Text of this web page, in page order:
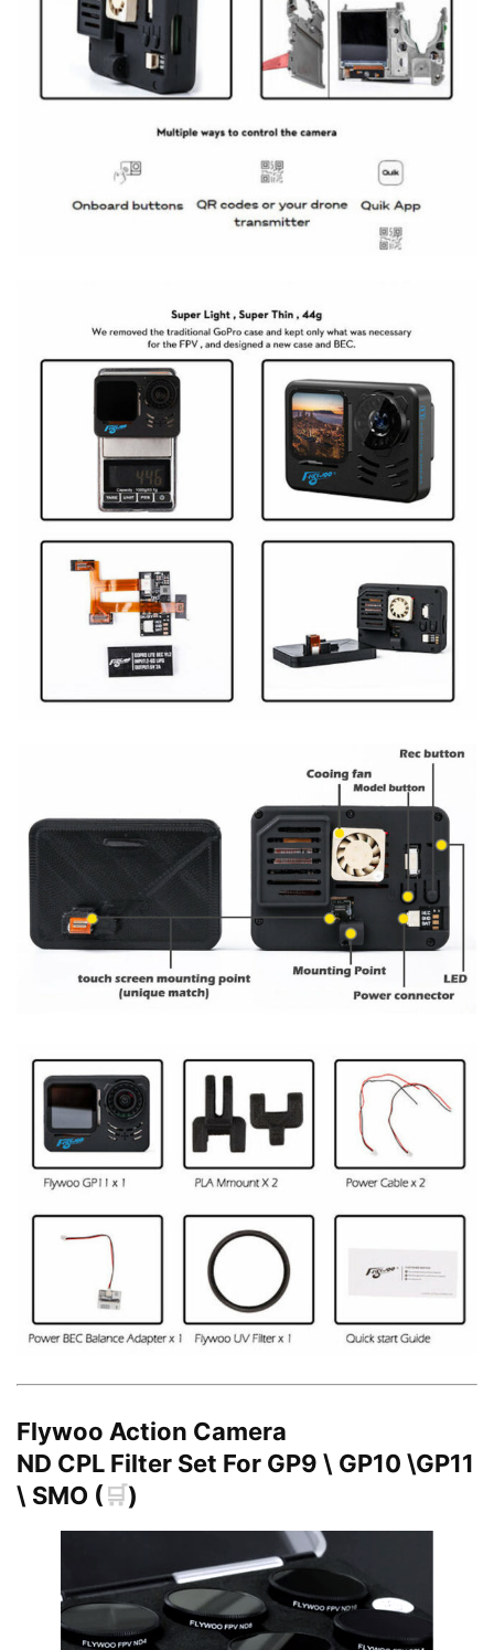
Flywoo Action Camera
ND CPL Filter Set For GP9 \ GP10 \GP11
\ SMO (🛒)